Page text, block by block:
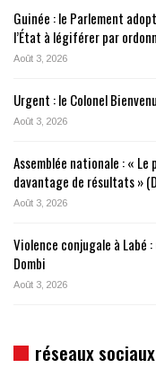
Guinée : le Parlement
l’État à légiférer par
Août 3, 2026
Urgent : le Colonel
Août 3, 2026
Assemblée nationale : «
davantage de résultats »
Août 3, 2026
Violence conjugale à Labé
Dombi
Août 3, 2026
réseaux sociaux